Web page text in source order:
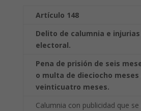
Artículo 148
Delito de calumnia e
electoral.
Pena de prisión de seis
o multa de dieciocho meses
veinticuatro meses.
Calumnia con publicidad que